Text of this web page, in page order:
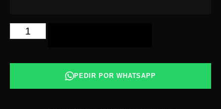
PEDIR POR WHATSAPP